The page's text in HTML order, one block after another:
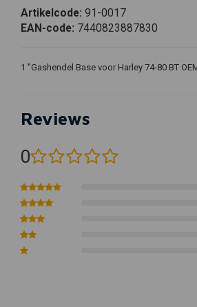
Artikelcode: 91-0017
EAN-code: 7440823887830
1 "Gashendel Base voor Harley 74-80 BT
Reviews
0